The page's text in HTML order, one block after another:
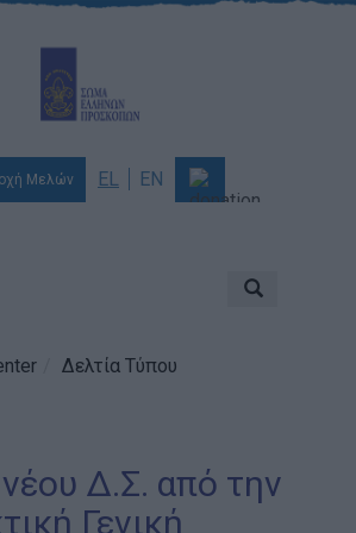
Μελών EL EN
Δελτία Τύπου
Δ.Σ. από την
Γενική